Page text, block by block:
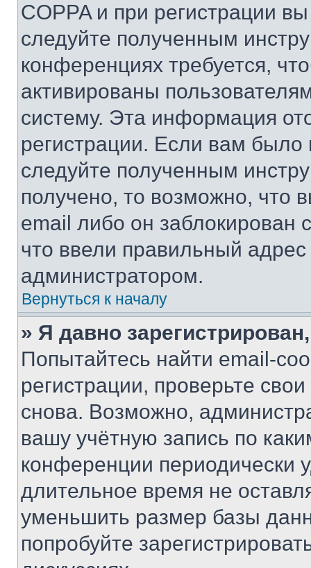
COPPA и при регистрации
следуйте полученным
конференциях требуется,
активированы
систему. Эта информация
регистрации. Если вам
следуйте полученным
получено, то возможно, что
email либо он
что ввели правильный адрес
администратором.
Вернуться к началу
» Я давно
Попытайтесь найти email-
регистрации, проверьте
снова. Возможно,
вашу учётную запись по
конференции периодически
длительное время не
уменьшить размер базы
попробуйте